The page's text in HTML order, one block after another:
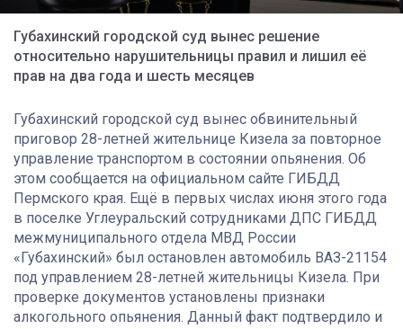
Губахинский городской суд вынес решение
относительно нарушительницы правил и лишил её
прав на два года и шесть месяцев
Губахинский городской суд вынес обвинительный
приговор 28-летней жительнице Кизела за повторное
управление транспортом в состоянии опьянения. Об
этом сообщается на официальном сайте ГИБДД
Пермского края. Ещё в первых числах июня этого года
в поселке Углеуральский сотрудниками ДПС ГИБДД
межмуниципального отдела МВД России
«Губахинский» был остановлен автомобиль ВАЗ-21154
под управлением 28-летней жительницы Кизела. При
проверке документов установлены признаки
алкогольного опьянения. Данный факт подтвердило и